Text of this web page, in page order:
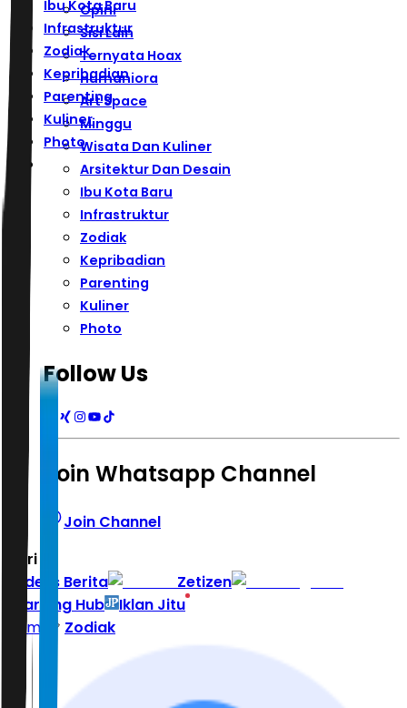
Ibu Kota Baru
Infrastruktur
Zodiak
Kepribadian
Parenting
Kuliner
Photo
Opini
Sisi Lain
Ternyata Hoax
Humaniora
Art Space
Minggu
Wisata Dan Kuliner
Arsitektur Dan Desain
Ibu Kota Baru
Infrastruktur
Zodiak
Kepribadian
Parenting
Kuliner
Photo
Follow Us
Join Whatsapp Channel
Join Channel
Hari ini
Indeks Berita
Zetizen
Learning Hub
Iklan Jitu
Home
Zodiak